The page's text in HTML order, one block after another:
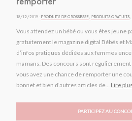
18/12/2019 · PRODUITS DE GROSSESSE, PRODUITS GRATUITS,
Vous attendez un bébé ou vous êtes jeune
gratuitement le magazine digital Bébés et
d’infos pratiques dédiées aux femmes
mamans. Des concours sont
vous avez une chance de remporter une
bonnet et bien d’autres articles de... Lire
PARTICIPEZ AU